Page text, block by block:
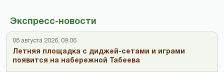
Экспресс-новости
08 августа 2026, 09:06
Летняя площадка с диджей-сетами и играми
появится на набережной Табеева